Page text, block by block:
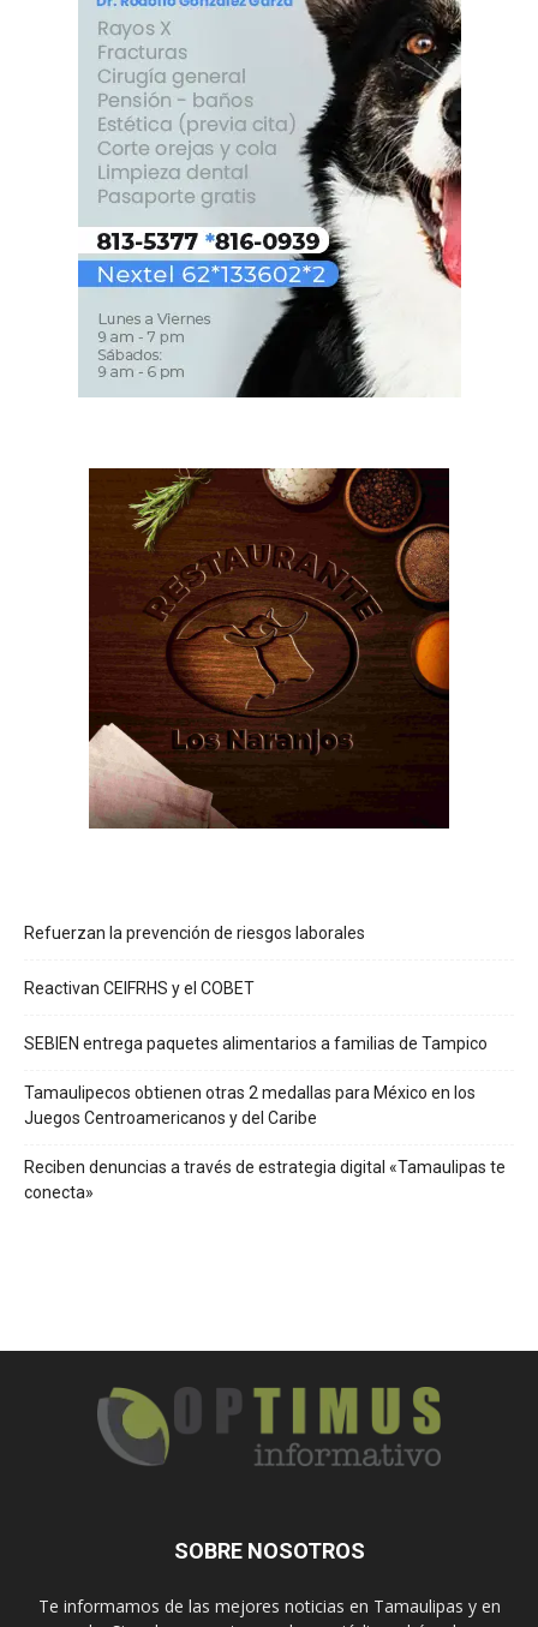
Refuerzan la prevención de riesgos laborales
Reactivan CEIFRHS y el COBET
SEBIEN entrega paquetes alimentarios a familias de Tampico
Tamaulipecos obtienen otras 2 medallas para México en los
Juegos Centroamericanos y del Caribe
Reciben denuncias a través de estrategia digital «Tamaulipas te
conecta»
SOBRE NOSOTROS
Te informamos de las mejores noticias en Tamaulipas y en